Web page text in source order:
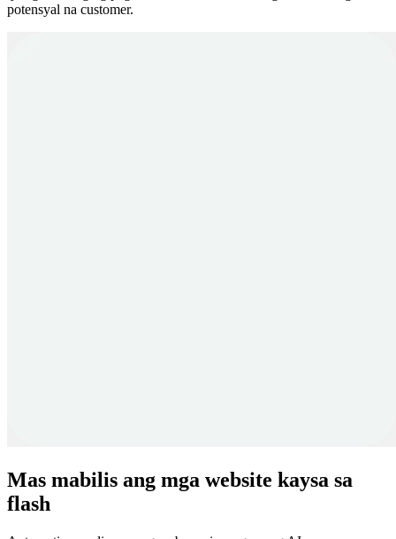
potensyal na customer.
Mas mabilis ang mga website kaysa sa
flash